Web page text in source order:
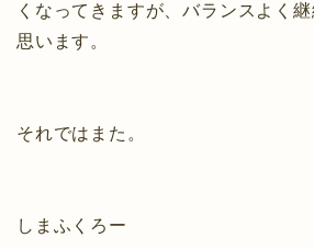
くなってきますが、バランスよく
思います。
それではまた。
しまふくろー